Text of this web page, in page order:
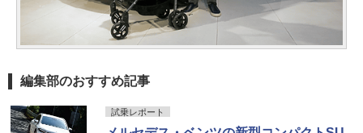
編集部のおすすめ記事
試乗レポート